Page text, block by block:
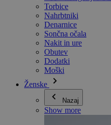
Torbice
Nahrbtniki
Denarnice
Sončna očala
Nakit in ure
Obutev
Dodatki
Moški
Ženske
Nazaj
Show more